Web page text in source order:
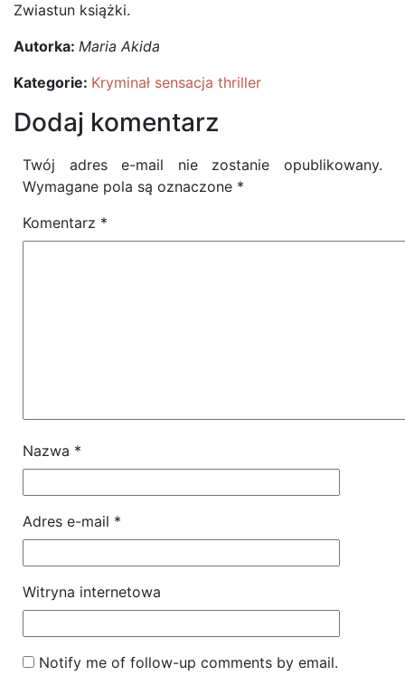
Zwiastun książki.
Autorka: Maria Akida
Kategorie: Kryminał sensacja thriller
Dodaj komentarz
Twój adres e-mail nie zostanie opublikowany.
Wymagane pola są oznaczone *
Komentarz *
Nazwa *
Adres e-mail *
Witryna internetowa
Notify me of follow-up comments by email.